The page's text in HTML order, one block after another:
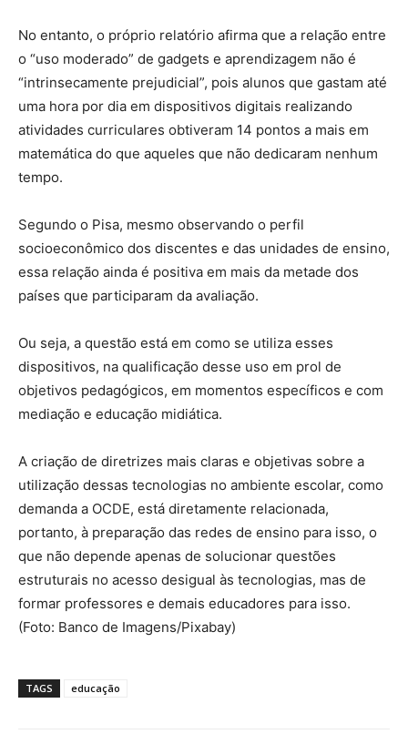
No entanto, o próprio relatório afirma que a relação entre
o “uso moderado” de gadgets e aprendizagem não é
“intrinsecamente prejudicial”, pois alunos que gastam até
uma hora por dia em dispositivos digitais realizando
atividades curriculares obtiveram 14 pontos a mais em
matemática do que aqueles que não dedicaram nenhum
tempo.
Segundo o Pisa, mesmo observando o perfil
socioeconômico dos discentes e das unidades de ensino,
essa relação ainda é positiva em mais da metade dos
países que participaram da avaliação.
Ou seja, a questão está em como se utiliza esses
dispositivos, na qualificação desse uso em prol de
objetivos pedagógicos, em momentos específicos e com
mediação e educação midiática.
A criação de diretrizes mais claras e objetivas sobre a
utilização dessas tecnologias no ambiente escolar, como
demanda a OCDE, está diretamente relacionada,
portanto, à preparação das redes de ensino para isso, o
que não depende apenas de solucionar questões
estruturais no acesso desigual às tecnologias, mas de
formar professores e demais educadores para isso.
(Foto: Banco de Imagens/Pixabay)
TAGS educação